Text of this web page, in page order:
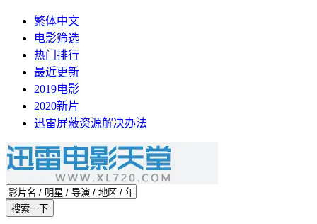
繁体中文
电影筛选
热门排行
最近更新
2019电影
2020新片
迅雷屏蔽资源解决办法